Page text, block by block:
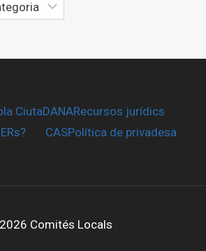
CiutaDANARecursos jurídics
CASPolítica de privadesa
Comités Locals